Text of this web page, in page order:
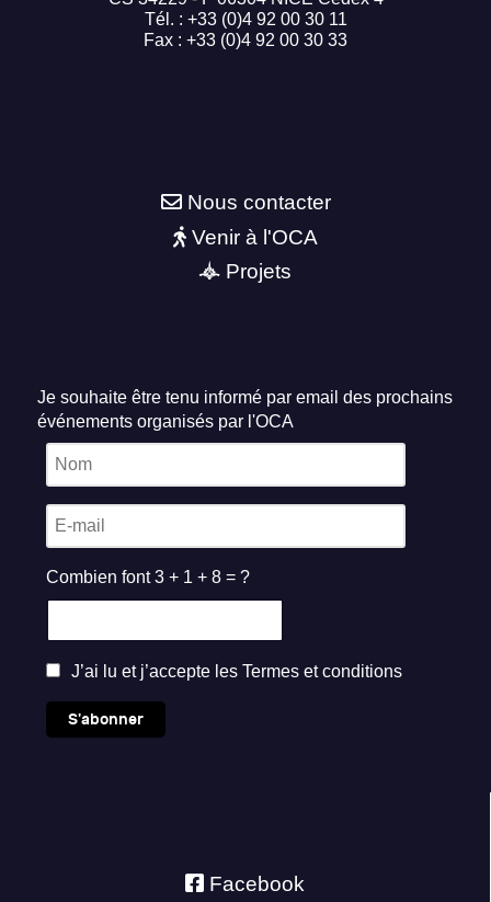
Tél. : +33 (0)4 92 00 30 11
Fax : +33 (0)4 92 00 30 33
Nous contacter
Venir à l'OCA
Projets
Je souhaite être tenu informé par email des prochains
événements organisés par l'OCA
Combien font 3 + 1 + 8 = ?
J’ai lu et j’accepte les Termes et conditions
S'abonner
Facebook